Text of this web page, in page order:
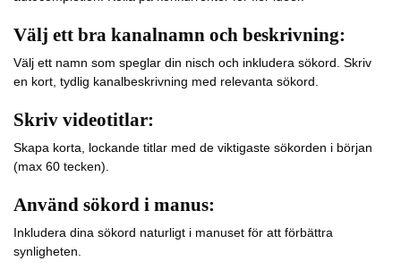
Välj ett bra kanalnamn och beskrivning:
Välj ett namn som speglar din nisch och inkludera sökord. Skriv
en kort, tydlig kanalbeskrivning med relevanta sökord.
Skriv videotitlar:
Skapa korta, lockande titlar med de viktigaste sökorden i början
(max 60 tecken).
Använd sökord i manus:
Inkludera dina sökord naturligt i manuset för att förbättra
synligheten.